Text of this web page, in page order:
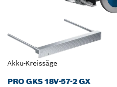
Akku-Kreissäge
PRO GKS 18V-57-2 GX